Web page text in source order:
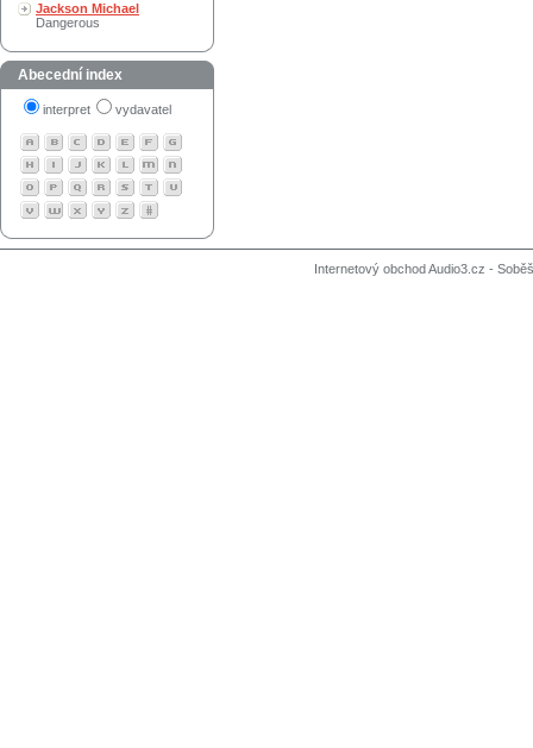
Jackson Michael
Dangerous
Abecední index
interpret vydavatel
Internetový obchod Audio3.cz -